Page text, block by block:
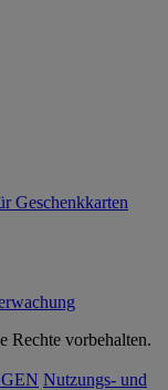
Geschenkkarten
Rechte vorbehalten.
Nutzungs- und